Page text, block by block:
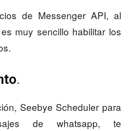
de Messenger API, al
muy sencillo habilitar los
.
Seebye Scheduler para
de whatsapp, te